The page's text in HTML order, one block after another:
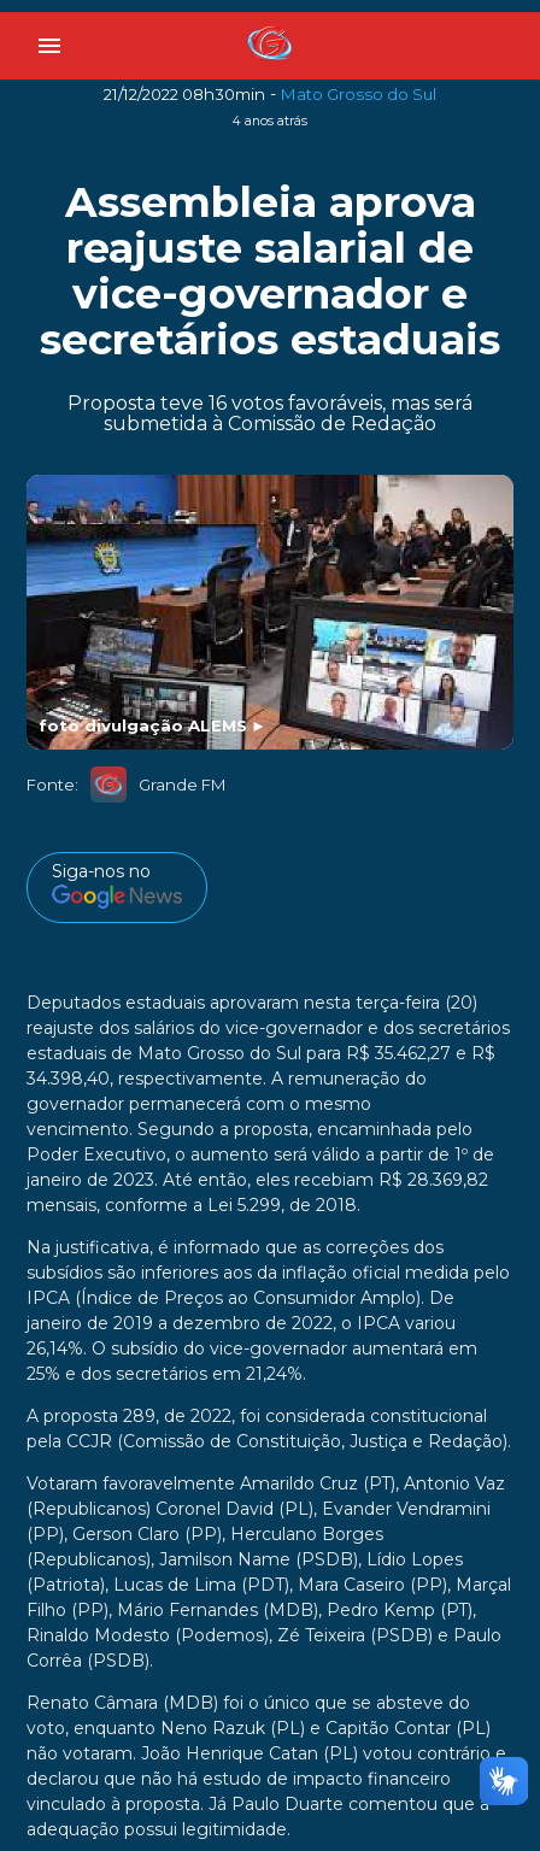
menu
21/12/2022 08h30min - Mato Grosso do Sul
4 anos atrás
Assembleia aprova
reajuste salarial de
vice-governador e
secretários estaduais
Proposta teve 16 votos favoráveis, mas será
submetida à Comissão de Redação
foto divulgação ALEMS►
Fonte: Grande FM
Siga-nos no
Deputados estaduais aprovaram nesta terça-feira (20)
reajuste dos salários do vice-governador e dos secretários
estaduais de Mato Grosso do Sul para R$ 35.462,27 e R$
34.398,40, respectivamente. A remuneração do
governador permanecerá com o mesmo
vencimento. Segundo a proposta, encaminhada pelo
Poder Executivo, o aumento será válido a partir de 1º de
janeiro de 2023. Até então, eles recebiam R$ 28.369,82
mensais, conforme a Lei 5.299, de 2018.
Na justificativa, é informado que as correções dos
subsídios são inferiores aos da inflação oficial medida pelo
IPCA (Índice de Preços ao Consumidor Amplo). De
janeiro de 2019 a dezembro de 2022, o IPCA variou
26,14%. O subsídio do vice-governador aumentará em
25% e dos secretários em 21,24%.
A proposta 289, de 2022, foi considerada constitucional
pela CCJR (Comissão de Constituição, Justiça e Redação).
Votaram favoravelmente Amarildo Cruz (PT), Antonio Vaz
(Republicanos) Coronel David (PL), Evander Vendramini
(PP), Gerson Claro (PP), Herculano Borges
(Republicanos), Jamilson Name (PSDB), Lídio Lopes
(Patriota), Lucas de Lima (PDT), Mara Caseiro (PP), Marçal
Filho (PP), Mário Fernandes (MDB), Pedro Kemp (PT),
Rinaldo Modesto (Podemos), Zé Teixeira (PSDB) e Paulo
Corrêa (PSDB).
Renato Câmara (MDB) foi o único que se absteve do
voto, enquanto Neno Razuk (PL) e Capitão Contar (PL)
não votaram. João Henrique Catan (PL) votou contrário e
declarou que não há estudo de impacto financeiro
vinculado à proposta. Já Paulo Duarte comentou que a
adequação possui legitimidade.